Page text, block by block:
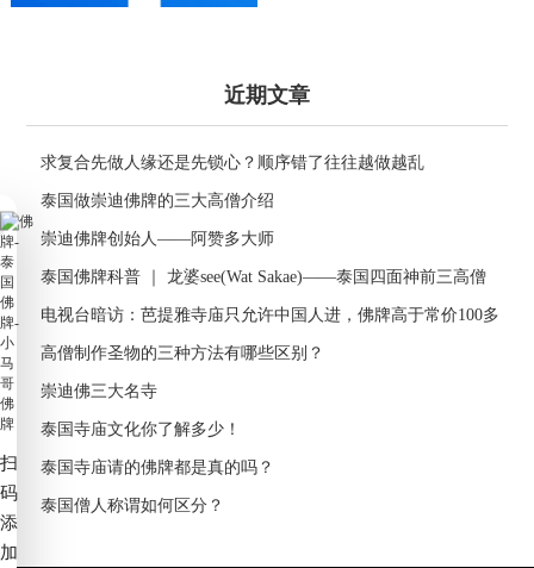
近期文章
求复合先做人缘还是先锁心？顺序错了往往越做越乱
泰国做崇迪佛牌的三大高僧介绍
崇迪佛牌创始人——阿赞多大师
泰国佛牌科普 ｜ 龙婆see(Wat Sakae)——泰国四面神前三高僧
电视台暗访：芭提雅寺庙只允许中国人进，佛牌高于常价100多
倍！
高僧制作圣物的三种方法有哪些区别？
崇迪佛三大名寺
泰国寺庙文化你了解多少！
泰国寺庙请的佛牌都是真的吗？
泰国僧人称谓如何区分？
扫
码
添
加